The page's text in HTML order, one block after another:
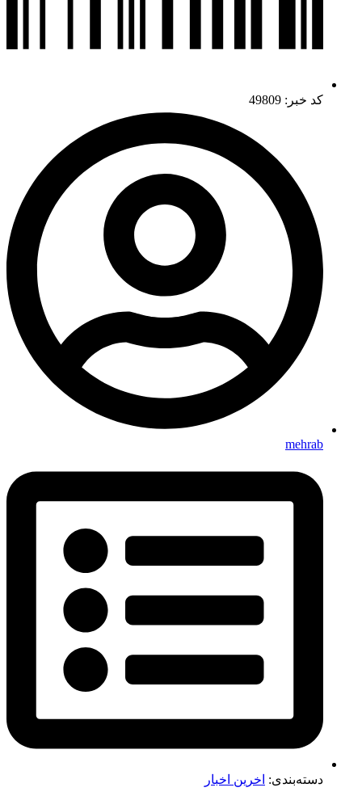
کد خبر: 49809
mehrab
دسته‌بندی: اخرین اخبار